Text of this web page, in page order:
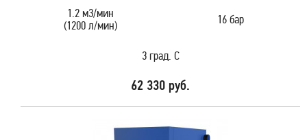
1.2 м3/мин
(1200 л/мин)
16 бар
3 град. С
62 330 руб.